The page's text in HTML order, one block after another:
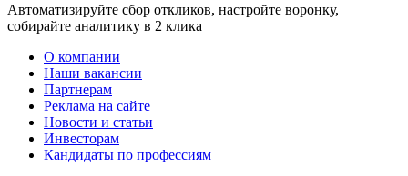
Автоматизируйте сбор откликов, настройте воронку,
собирайте аналитику в 2 клика
О компании
Наши вакансии
Партнерам
Реклама на сайте
Новости и статьи
Инвесторам
Кандидаты по профессиям